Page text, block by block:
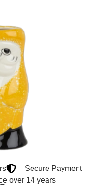
Secure Payment
over 14 years